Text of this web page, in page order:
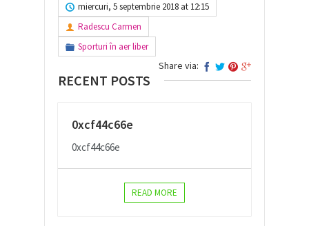
miercuri, 5 septembrie 2018 at 12:15
Radescu Carmen
Sporturi în aer liber
Share via:
RECENT POSTS
0xcf44c66e
0xcf44c66e
READ MORE